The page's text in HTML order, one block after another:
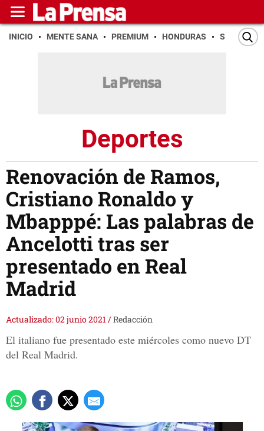
INICIO MENTE SANA PREMIUM HONDURAS SAN PEDRO
Deportes
Renovación de Ramos,
Cristiano Ronaldo y
Mbapppé: Las palabras de
Ancelotti tras ser
presentado en Real
Madrid
Actualizado: 02 junio 2021/Redacción
El italiano fue presentado este miércoles como nuevo DT
del Real Madrid.